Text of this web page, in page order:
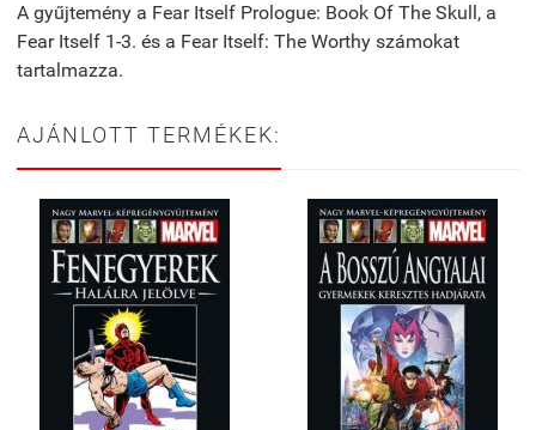
A gyűjtemény a Fear Itself Prologue: Book Of The Skull, a
Fear Itself 1-3. és a Fear Itself: The Worthy számokat
tartalmazza.
AJÁNLOTT TERMÉKEK: